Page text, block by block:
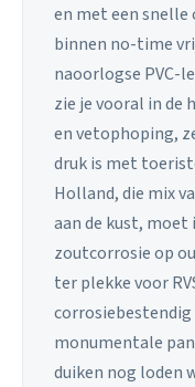
en met een snelle
binnen no-time
naoorlogse PVC-
zie je vooral in de
en vetophoping,
druk is met
Holland, die mix
aan de kust,
zoutcorrosie op
ter plekke voor
monumentale
duiken nog loden